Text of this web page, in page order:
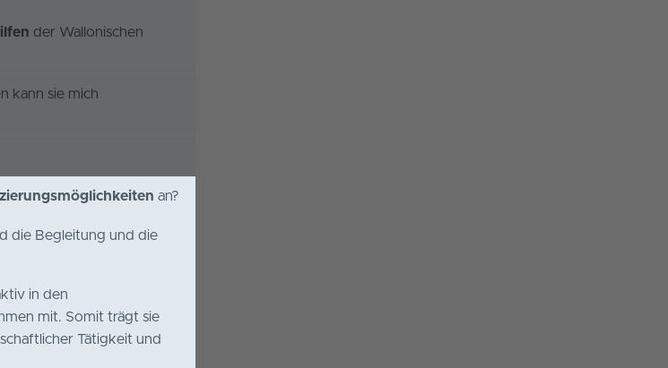
der Wallonischen
kann sie mich
an?
die Begleitung und die
in den
mit. Somit trägt sie
Tätigkeit und
an?
die Begleitung und die
in den
mit. Somit trägt sie
Tätigkeit und